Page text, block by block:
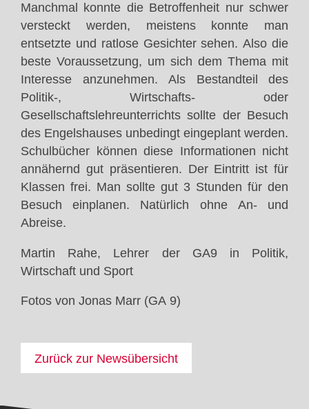
Manchmal konnte die Betroffenheit nur schwer
versteckt werden, meistens konnte man
entsetzte und ratlose Gesichter sehen. Also die
beste Voraussetzung, um sich dem Thema mit
Interesse anzunehmen. Als Bestandteil des
Politik-, Wirtschafts- oder
Gesellschaftslehreunterrichts sollte der Besuch
des Engelshauses unbedingt eingeplant werden.
Schulbücher können diese Informationen nicht
annähernd gut präsentieren. Der Eintritt ist für
Klassen frei. Man sollte gut 3 Stunden für den
Besuch einplanen. Natürlich ohne An- und
Abreise.
Martin Rahe, Lehrer der GA9 in Politik,
Wirtschaft und Sport
Fotos von Jonas Marr (GA 9)
Zurück zur Newsübersicht